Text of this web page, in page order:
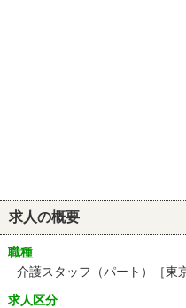
求人の概要
職種
介護スタッフ（パート）［東
求人区分